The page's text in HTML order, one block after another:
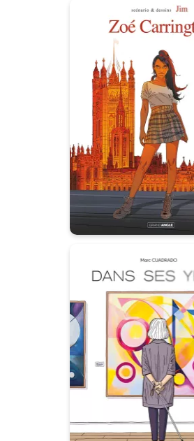
Zoé
Vol. 01/2
Date de
31/01/2024
“C’étaient vos années
à Londres. Vous
devenir des rois de la
puis, tu as rencontré
Autres tomes
Dans ses
histoire
Date de
26/03/2025
“ Qu’importe la
chemin pourvu qu’il
bonheur…”